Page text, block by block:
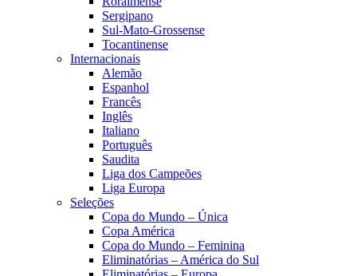
Sergipano
Sul-Mato-Grossense
Tocantinense
Internacionais
Alemão
Espanhol
Francês
Inglês
Italiano
Português
Saudita
Liga dos Campeões
Liga Europa
Seleções
Copa do Mundo – Única
Copa América
Copa do Mundo – Feminina
Eliminatórias – América do Sul